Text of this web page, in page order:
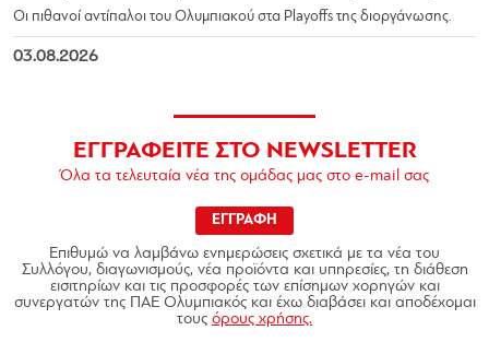
Οι πιθανοί αντίπαλοι του Ολυμπιακού στα Playoffs της διοργάνωσης.
03.08.2026
ΕΓΓΡΑΦΕΙΤΕ ΣΤΟ NEWSLETTER
Όλα τα τελευταία νέα της ομάδας μας στο e-mail σας
ΕΓΓΡΑΦΗ
Επιθυμώ να λαμβάνω ενημερώσεις σχετικά με τα νέα του
Συλλόγου, διαγωνισμούς, νέα προϊόντα και υπηρεσίες, τη διάθεση
εισιτηρίων και τις προσφορές των επίσημων χορηγών και
συνεργατών της ΠΑΕ Ολυμπιακός και έχω διαβάσει και αποδέχομαι
τους όρους χρήσης.